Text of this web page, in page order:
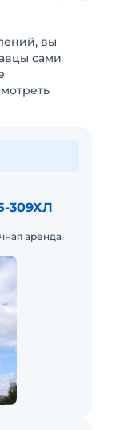
вы
сами
309ХЛ
аренда.